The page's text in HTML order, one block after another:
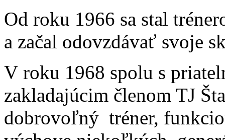
Od roku 1966 sa stal
a začal odovzdávať svoje
V roku 1968 spolu s
zakladajúcim členom TJ
dobrovoľný tréner,